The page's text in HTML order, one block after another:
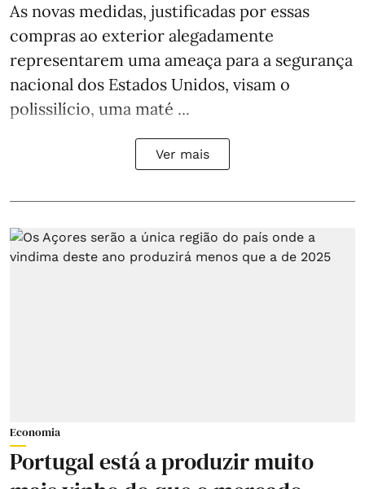
As novas medidas, justificadas por essas
compras ao exterior alegadamente
representarem uma ameaça para a segurança
nacional dos Estados Unidos, visam o
polissilício, uma maté ...
Ver mais
Economia
Portugal está a produzir muito